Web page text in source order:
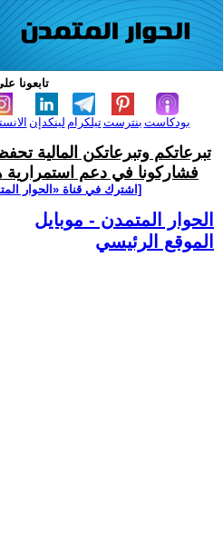
تابعونا
لينكدإن تيلكرامبنترست بودكاست
تبرعاتكم وتبرعاتكن المالية
فشاركونا في دعم استمرارية
[اشترك في قناة ‫«الحوار
الحوار المتمدن - موبايل
الموقع الرئيسي